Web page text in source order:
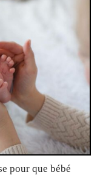
pour que bébé